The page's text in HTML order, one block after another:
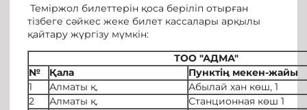
Теміржол билеттерін қоса беріліп отырған
тізбеге сәйкес жеке билет кассалары арқылы
қайтару жүргізу мүмкін:
ТОО "АДМА"
№
Қала
Пунктің мекен-жайы
1
Алматы қ.
Абылай хан көш, 1
2
Алматы қ.
Станционная көш 1